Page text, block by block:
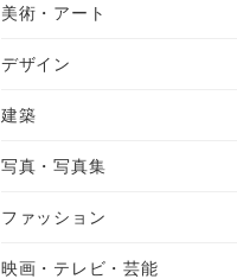
美術・アート
デザイン
建築
写真・写真集
ファッション
映画・テレビ・芸能